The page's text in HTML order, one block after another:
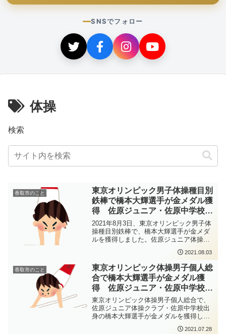
SNSでフォロー
体操
検索
香取市のこと
東京オリンピック男子体操種目別
鉄棒で橋本大輝選手が金メダル獲
得 佐原ジュニア・佐原中学校出
身
2021年8月3日、東京オリンピック男子体
操種目別鉄棒で、橋本大輝選手が金メダ
ルを獲得しました。佐原ジュニア体操ク
鉄棒で出場選手中唯一の15点台の演技を
見せてくれました。個人総合に引き続い
ての金メダル、おめでとうございます！
2021.08.03
香取市のこと
東京オリンピック体操男子個人総
合で橋本大輝選手が金メダル獲
得 佐原ジュニア・佐原中学校出
身
東京オリンピック体操男子個人総合で、
佐原ジュニア体操クラブ・佐原中学校出
身の橋本大輝選手が金メダルを獲得しま
した。おめでとうございます！3種目めの
つり輪の点数が伸びなかった時には、少
2021.07.28